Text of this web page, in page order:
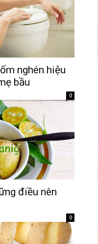
nghén hiệu
bầu
0
điều nên
0